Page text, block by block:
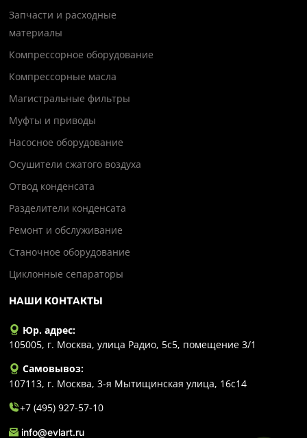
Запчасти и расходные
материалы
Компрессорное оборудование
Компрессорные масла
Магистральные фильтры
Муфты и приводы
Насосное оборудование
Осушители сжатого воздуха
Отвод конденсата
Разделители конденсата
Ремонт и обслуживание
Станочное оборудование
Циклонные сепараторы
НАШИ КОНТАКТЫ
Юр. адрес:
105005, г. Москва, улица Радио, 5с5, помещение 3/1
Самовывоз:
107113, г. Москва, 3-я Мытищинская улица, 16с14
+7 (495) 927-57-10
info@evlart.ru